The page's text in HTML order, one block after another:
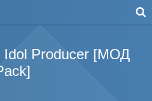
Idol Producer [МОД